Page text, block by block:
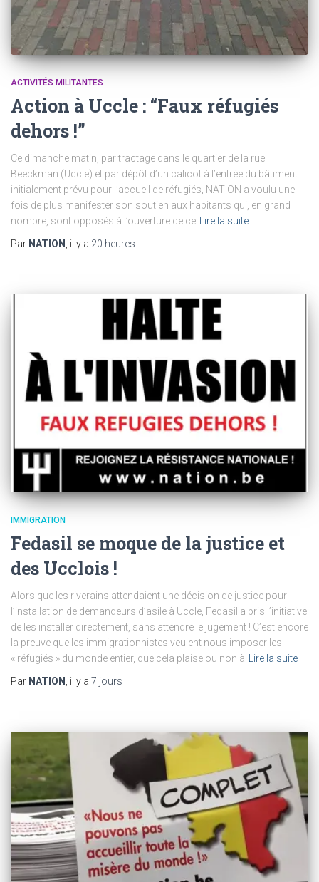
ACTIVITÉS MILITANTES
Action à Uccle : “Faux réfugiés
dehors !”
Ce dimanche matin, par tractage dans le quartier de la rue
Beeckman (Uccle) et par dépôt d’un calicot à l’entrée du bâtiment
initialement prévu pour l’accueil de réfugiés, NATION a voulu une
fois de plus manifester son soutien aux habitants qui, en grand
nombre, sont opposés à l’ouverture de ce
Lire la suite
Par NATION , il y a 20 heures
IMMIGRATION
Fedasil se moque de la justice et
des Ucclois !
Alors que les riverains attendaient une décision de justice pour
l’installation de demandeurs d’asile à Uccle, Fedasil a pris l’initiative
de les installer directement, sans attendre le jugement ! C’est encore
la preuve que les immigrationnistes veulent nous imposer les
« réfugiés » du monde entier, que cela plaise ou non à Lire la suite
Par NATION , il y a 7 jours